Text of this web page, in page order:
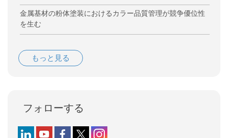
金属基材の粉体塗装におけるカラー品質管理が競争優位性
を生む
もっと見る
フォローする
Follow us on LinkedIn
Follow us on YouTube
Follow us on Facebook
Follow us on X (formerly Twitter)
Follow us on Instagram